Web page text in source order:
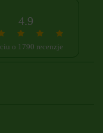
4.9
o 1790 recenzje